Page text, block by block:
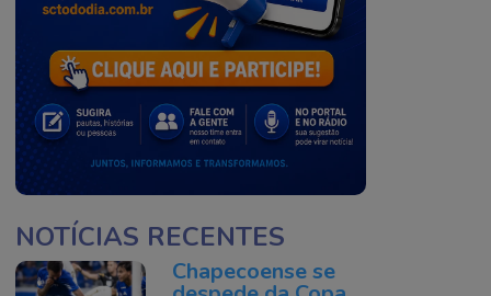
NOTÍCIAS RECENTES
Chapecoense se